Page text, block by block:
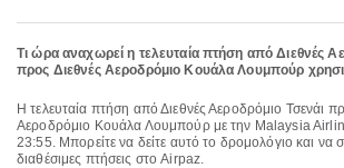
Τι ώρα αναχωρεί η τελευταία πτήση από Διεθνές
προς Διεθνές Αεροδρόμιο Κουάλα Λουμπούρ
Η τελευταία πτήση από Διεθνές Αεροδρόμιο Τσενάι προς Διεθνές
Αεροδρόμιο Κουάλα Λουμπούρ με την Malaysia
23:55. Μπορείτε να δείτε αυτό το δρομολόγιο και να
διαθέσιμες πτήσεις στο Airpaz.